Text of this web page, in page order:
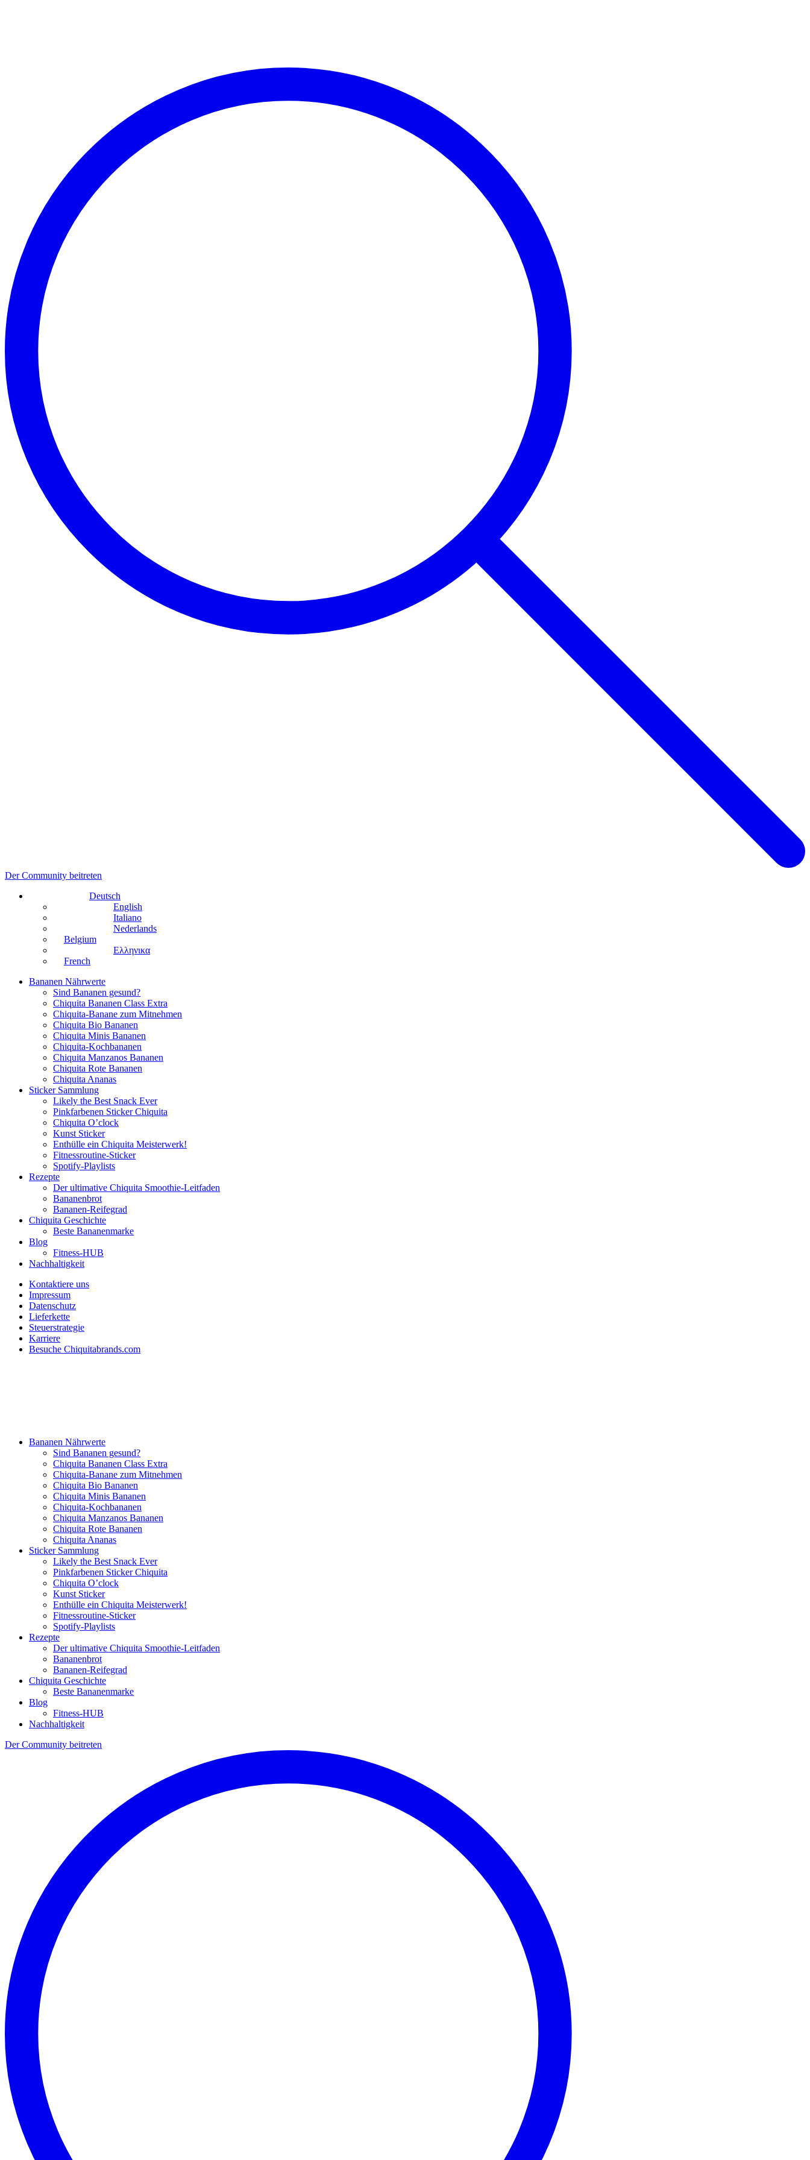
Der Community beitreten
Deutsch
English
Italiano
Nederlands
Belgium
Ελληνικα
French
Bananen Nährwerte
Sind Bananen gesund?
Chiquita Bananen Class Extra
Chiquita-Banane zum Mitnehmen
Chiquita Bio Bananen
Chiquita Minis Bananen
Chiquita-Kochbananen
Chiquita Manzanos Bananen
Chiquita Rote Bananen
Chiquita Ananas
Sticker Sammlung
Likely the Best Snack Ever
Pinkfarbenen Sticker Chiquita
Chiquita O’clock
Kunst Sticker
Enthülle ein Chiquita Meisterwerk!
Fitnessroutine-Sticker
Spotify-Playlists
Rezepte
Der ultimative Chiquita Smoothie-Leitfaden
Bananenbrot
Bananen-Reifegrad
Chiquita Geschichte
Beste Bananenmarke
Blog
Fitness-HUB
Nachhaltigkeit
Kontaktiere uns
Impressum
Datenschutz
Lieferkette
Steuerstrategie
Karriere
Besuche Chiquitabrands.com
Bananen Nährwerte
Sind Bananen gesund?
Chiquita Bananen Class Extra
Chiquita-Banane zum Mitnehmen
Chiquita Bio Bananen
Chiquita Minis Bananen
Chiquita-Kochbananen
Chiquita Manzanos Bananen
Chiquita Rote Bananen
Chiquita Ananas
Sticker Sammlung
Likely the Best Snack Ever
Pinkfarbenen Sticker Chiquita
Chiquita O’clock
Kunst Sticker
Enthülle ein Chiquita Meisterwerk!
Fitnessroutine-Sticker
Spotify-Playlists
Rezepte
Der ultimative Chiquita Smoothie-Leitfaden
Bananenbrot
Bananen-Reifegrad
Chiquita Geschichte
Beste Bananenmarke
Blog
Fitness-HUB
Nachhaltigkeit
Der Community beitreten